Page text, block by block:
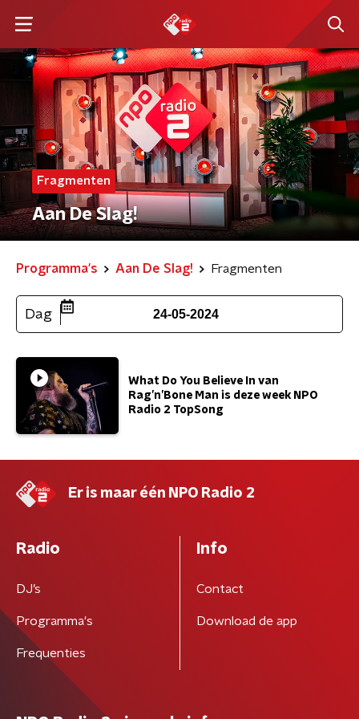
Fragmenten
Aan De Slag!
Programma's Aan De Slag! Fragmenten
Dag 24-05-2024
What Do You Believe In van
Rag’n’Bone Man is deze week NPO
Radio 2 TopSong
Er is maar één NPO Radio 2
Radio
DJ’s
Programma's
Frequenties
Info
Contact
Download de app